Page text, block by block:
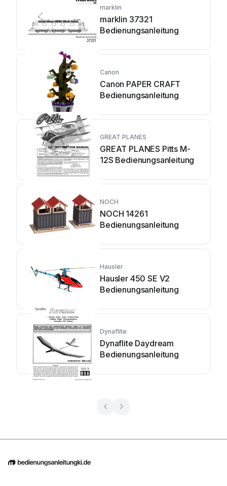
marklin
marklin 37321
Bedienungsanleitung
Canon
Canon PAPER CRAFT
Bedienungsanleitung
GREAT PLANES
GREAT PLANES Pitts M-
12S Bedienungsanleitung
NOCH
NOCH 14261
Bedienungsanleitung
Hausler
Hausler 450 SE V2
Bedienungsanleitung
Dynaflite
Dynaflite Daydream
Bedienungsanleitung